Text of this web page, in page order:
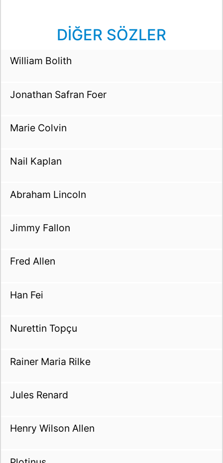
DİĞER SÖZLER
William Bolith
Jonathan Safran Foer
Marie Colvin
Nail Kaplan
Abraham Lincoln
Jimmy Fallon
Fred Allen
Han Fei
Nurettin Topçu
Rainer Maria Rilke
Jules Renard
Henry Wilson Allen